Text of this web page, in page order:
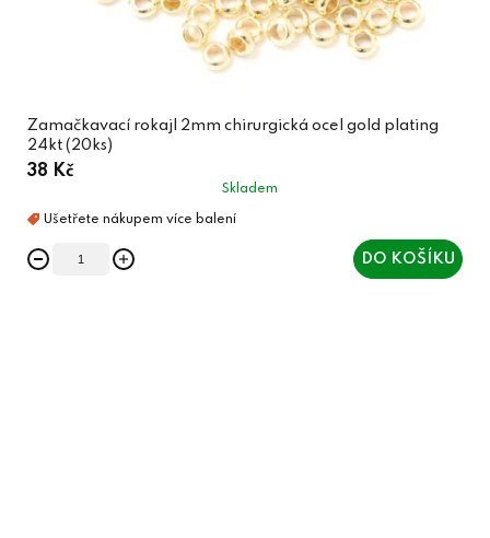
Zamačkavací rokajl 2mm chirurgická ocel gold plating
24kt (20ks)
38 Kč
Skladem
DO KOŠÍKU